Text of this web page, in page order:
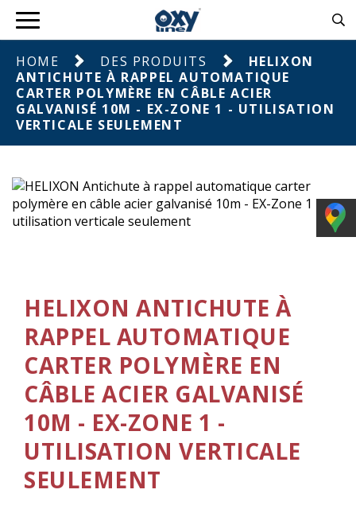
HOME DES PRODUITS
HELIXON
ANTICHUTE À RAPPEL AUTOMATIQUE
CARTER POLYMÈRE EN CÂBLE ACIER
GALVANISÉ 10M - EX-ZONE 1 - UTILISATION
VERTICALE SEULEMENT
HELIXON ANTICHUTE À
RAPPEL AUTOMATIQUE
CARTER POLYMÈRE EN
CÂBLE ACIER GALVANISÉ
10M - EX-ZONE 1 -
UTILISATION VERTICALE
SEULEMENT